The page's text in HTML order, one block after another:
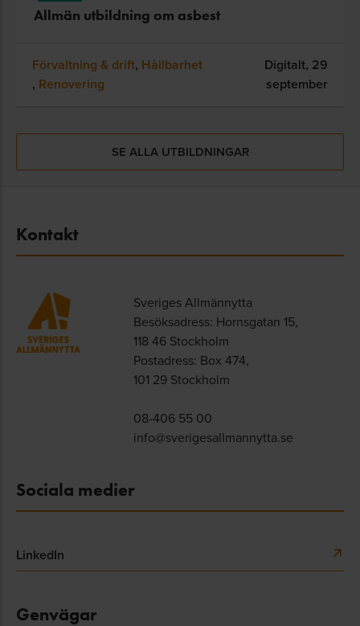
Allmän utbildning om asbest
Förvaltning & drift, Hållbarhet
, Renovering
Digitalt, 29
september
SE ALLA UTBILDNINGAR
Kontakt
Sveriges Allmännytta
Besöksadress: Hornsgatan 15,
118 46 Stockholm
Postadress: Box 474,
101 29 Stockholm
08-406 55 00
info@sverigesallmannytta.se
Sociala medier
LinkedIn
Genvägar